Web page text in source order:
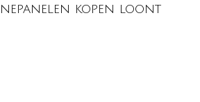
kopen loont